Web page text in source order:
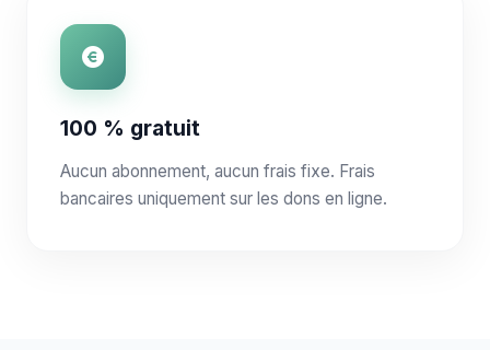
100 % gratuit
Aucun abonnement, aucun frais fixe. Frais
bancaires uniquement sur les dons en ligne.